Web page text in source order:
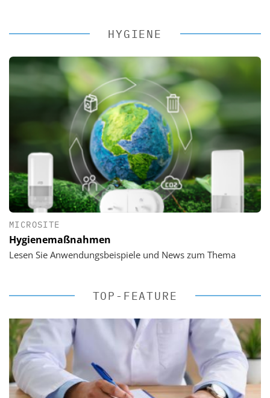
HYGIENE
MICROSITE
Hygienemaßnahmen
Lesen Sie Anwendungsbeispiele und News zum Thema
TOP-FEATURE